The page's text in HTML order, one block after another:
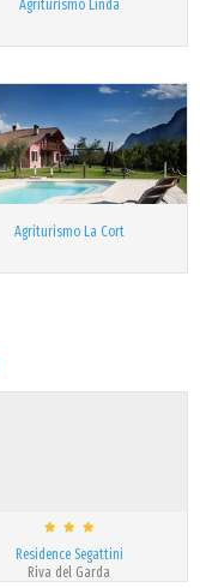
Agriturismo Linda
Agriturismo La Cort
Residence Segattini
Riva del Garda